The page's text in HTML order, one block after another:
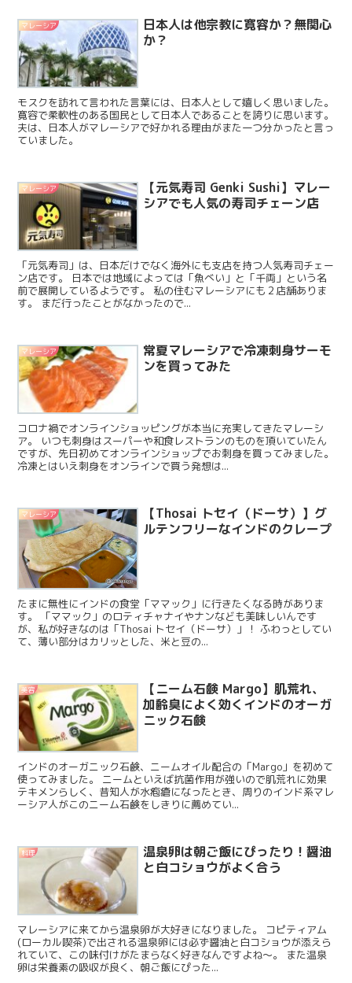
マレーシア
日本人は他宗教に寛容か？無関心
か？
モスクを訪れて言われた言葉には、日本人として嬉しく思いました。
寛容で柔軟性のある国民として日本人であることを誇りに思います。
夫は、日本人がマレーシアで好かれる理由がまた一つ分かったと言っ
ていました。
マレーシア
【元気寿司 Genki Sushi】マレー
シアでも人気の寿司チェーン店
「元気寿司」は、日本だけでなく海外にも支店を持つ人気寿司チェー
ン店です。 日本では地域によっては「魚べい」と「千両」という名
前で展開しているようです。 私の住むマレーシアにも２店舗ありま
す。 まだ行ったことがなかったので...
マレーシア
常夏マレーシアで冷凍刺身サーモ
ンを買ってみた
コロナ禍でオンラインショッピングが本当に充実してきたマレーシ
ア。 いつも刺身はスーパーや和食レストランのものを頂いていたん
ですが、先日初めてオンラインショップでお刺身を買ってみました。
冷凍とはいえ刺身をオンラインで買う発想は...
マレーシア
【Thosai トセイ（ドーサ）】グ
ルテンフリーなインドのクレープ
たまに無性にインドの食堂「ママック」に行きたくなる時がありま
す。 「ママック」のロティチャナイやナンなども美味しいんです
が、私が好きなのは「Thosai トセイ（ドーサ）」！ ふわっとしてい
て、薄い部分はカリッとした、米と豆の...
美容
【ニーム石鹸 Margo】肌荒れ、
加齢臭によく効くインドのオーガ
ニック石鹸
インドのオーガニック石鹸、ニームオイル配合の「Margo」を初めて
使ってみました。 ニームといえば抗菌作用が強いので肌荒れに効果
テキメンらしく、昔知人が水疱瘡になったとき、周りのインド系マレ
ーシア人がこのニーム石鹸をしきりに薦めてい...
料理
温泉卵は朝ご飯にぴったり！醤油
と白コショウがよく合う
マレーシアに来てから温泉卵が大好きになりました。 コピティアム
(ローカル喫茶)で出される温泉卵には必ず醤油と白コショウが添えら
れていて、この味付けがたまらなく好きなんですよね〜。 また温泉
卵は栄養素の吸収が良く、朝ご飯にぴった...